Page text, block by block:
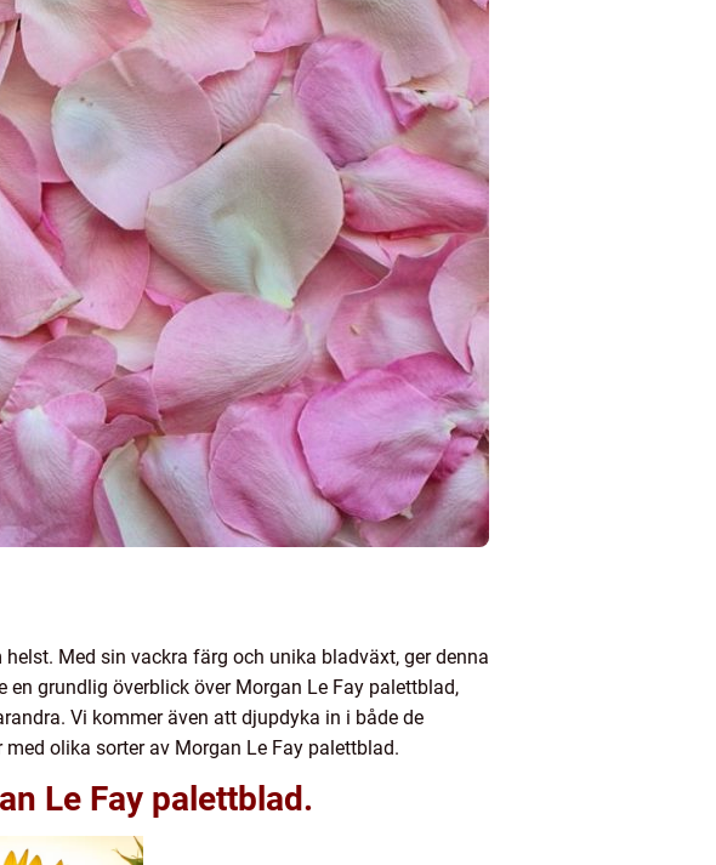
Med sin vackra färg och unika bladväxt, ger denna
grundlig överblick över Morgan Le Fay palettblad,
Vi kommer även att djupdyka in i både de
olika sorter av Morgan Le Fay palettblad.
Le Fay palettblad.